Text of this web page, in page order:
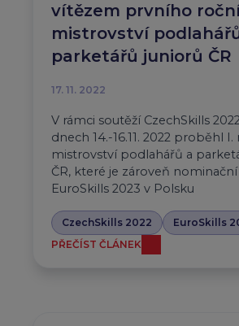
vítězem prvního
mistrovství
parketářů juniorů ČR
17. 11. 2022
V rámci soutěží CzechSkills
dnech 14.-16.11. 2022 proběhl
mistrovství podlahářů a
ČR, které je zároveň nominační
EuroSkills 2023 v Polsku
CzechSkills 2022
EuroSkills
PŘEČÍST ČLÁNEK